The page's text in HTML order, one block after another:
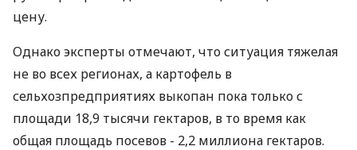
цену.
Однако эксперты отмечают, что ситуация тяжелая
не во всех регионах, а картофель в
сельхозпредприятиях выкопан пока только с
площади 18,9 тысячи гектаров, в то время как
общая площадь посевов - 2,2 миллиона гектаров.